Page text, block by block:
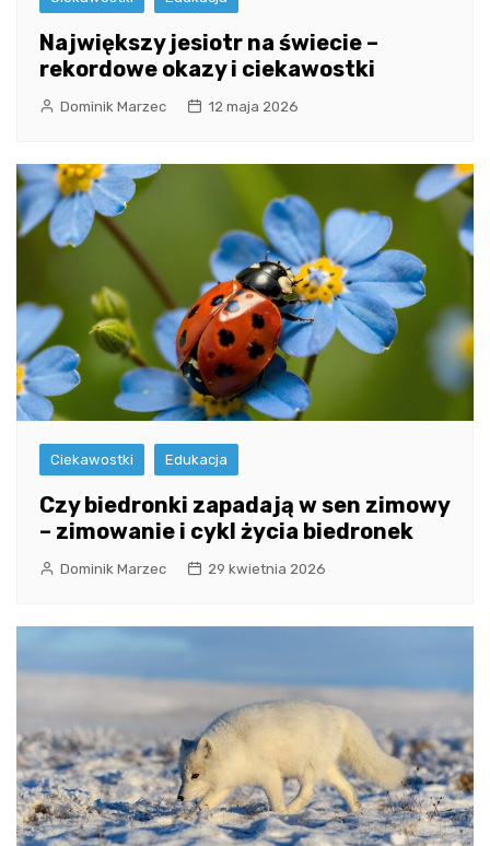
Największy jesiotr na świecie –
rekordowe okazy i ciekawostki
Dominik Marzec 12 maja 2026
Ciekawostki Edukacja
Czy biedronki zapadają w sen zimowy
– zimowanie i cykl życia biedronek
Dominik Marzec 29 kwietnia 2026